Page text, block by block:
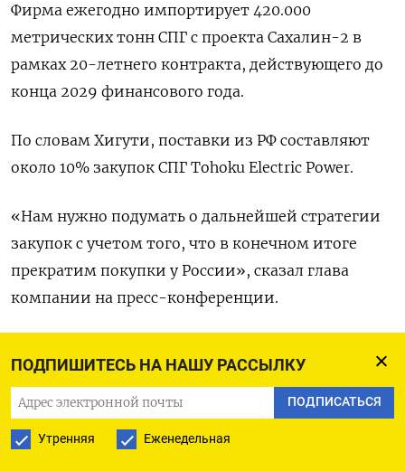
ПОДПИШИТЕСЬ НА НАШУ РАССЫЛКУ
ПОДПИСАТЬСЯ
Утренняя Еженедельная
Фирма ежегодно импортирует 420.000
метрических тонн СПГ с проекта Сахалин-2 в
рамках 20-летнего контракта, действующего до
конца 2029 финансового года.
По словам Хигути, поставки из РФ составляют
около 10% закупок СПГ Tohoku Electric Power.
«Нам нужно подумать о дальнейшей стратегии
закупок с учетом того, что в конечном итоге
прекратим покупки у России», сказал глава
компании на пресс-конференции.
что решения о продлении контракта пока не
было принято, отметив, что проведет
переоценку ситуации к моменту истечения
срока договора, прежде чем определиться с